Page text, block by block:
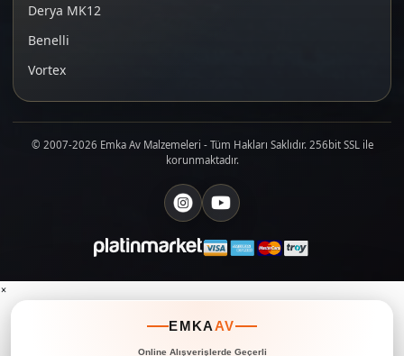
Derya MK12
Benelli
Vortex
© 2007-2026 Emka Av Malzemeleri - Tüm Hakları Saklıdır. 256bit SSL ile
korunmaktadır.
×
EMKAAV
Online Alışverişlerde Geçerli